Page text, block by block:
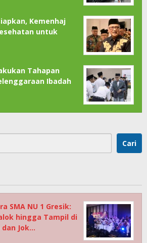
Kemenhaj
untuk
Tahapan
Ibadah
Cari
SMA NU 1 Gresik:
hingga Tampil di
dan Jok…